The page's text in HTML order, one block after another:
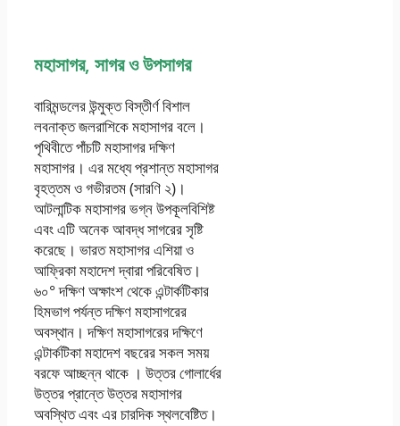
মহাসাগর, সাগর ও উপসাগর
বারিমন্ডলের উন্মুক্ত বিস্তীর্ণ বিশাল
লবনাক্ত জলরাশিকে মহাসাগর বলে।
পৃথিবীতে পাঁচটি মহাসাগর দক্ষিণ
মহাসাগর। এর মধ্যে প্রশান্ত মহাসাগর
বৃহত্তম ও গভীরতম (সারণি ২)।
আটলান্টিক মহাসাগর ভগ্ন উপকূলবিশিষ্ট
এবং এটি অনেক আবদ্ধ সাগরের সৃষ্টি
করেছে। ভারত মহাসাগর এশিয়া ও
আফ্রিকা মহাদেশ দ্বারা পরিবেষিত।
৬০° দক্ষিণ অক্ষাংশ থেকে এন্টার্কটিকার
হিমভাগ পর্যন্ত দক্ষিণ মহাসাগরের
অবস্থান। দক্ষিণ মহাসাগরের দক্ষিণে
এন্টার্কটিকা মহাদেশ বছরের সকল সময়
বরফে আচ্ছন্ন থাকে । উত্তর গোলার্ধের
উত্তর প্রান্তে উত্তর মহাসাগর
অবস্থিত এবং এর চারদিক স্থলবেষ্টিত।